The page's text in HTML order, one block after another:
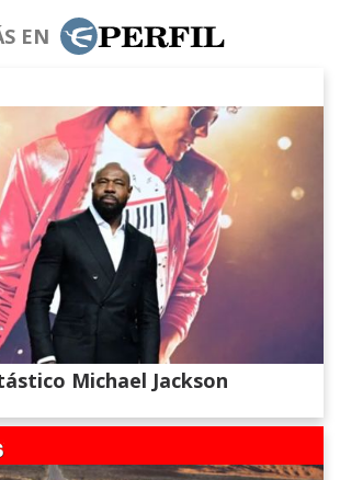
EN
Michael Jackson